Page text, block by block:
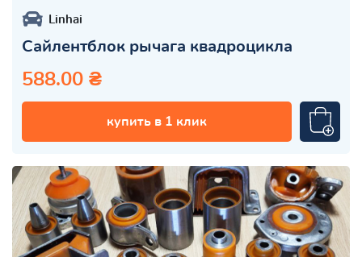
Linhai
Сайлентблок рычага квадроцикла
588.00 ₴
купить в 1 клик